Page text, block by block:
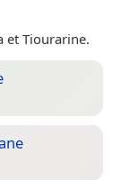
et Tiourarine.